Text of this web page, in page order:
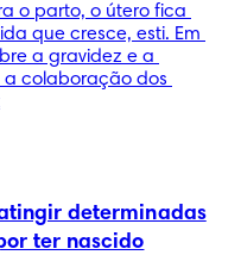
o parto, o útero fica
que cresce, esti. Em
a gravidez e a
a colaboração dos
determinadas
ter nascido